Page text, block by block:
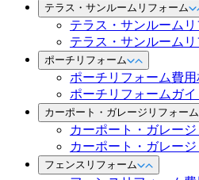
テラス・サンルームリフォーム
テラス・サンルーム
テラス・サンルーム
ポーチリフォーム
ポーチリフォーム費
ポーチリフォームガイ
カーポート・ガレージリフォーム
カーポート・ガレー
カーポート・ガレー
フェンスリフォーム